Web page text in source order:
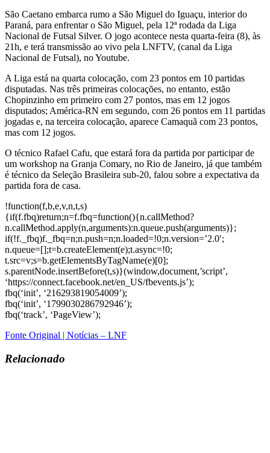
São Caetano embarca rumo a São Miguel do Iguaçu, interior do
Paraná, para enfrentar o São Miguel, pela 12ª rodada da Liga
Nacional de Futsal Silver. O jogo acontece nesta quarta-feira (8), às
21h, e terá transmissão ao vivo pela LNFTV, (canal da Liga
Nacional de Futsal), no Youtube.
A Liga está na quarta colocação, com 23 pontos em 10 partidas
disputadas. Nas três primeiras colocações, no entanto, estão
Chopinzinho em primeiro com 27 pontos, mas em 12 jogos
disputados; América-RN em segundo, com 26 pontos em 11 partidas
jogadas e, na terceira colocação, aparece Camaquã com 23 pontos,
mas com 12 jogos.
O técnico Rafael Cafu, que estará fora da partida por participar de
um workshop na Granja Comary, no Rio de Janeiro, já que também
é técnico da Seleção Brasileira sub-20, falou sobre a expectativa da
partida fora de casa.
!function(f,b,e,v,n,t,s)
{if(f.fbq)return;n=f.fbq=function(){n.callMethod?
n.callMethod.apply(n,arguments):n.queue.push(arguments)};
if(!f._fbq)f._fbq=n;n.push=n;n.loaded=!0;n.version=’2.0′;
n.queue=[];t=b.createElement(e);t.async=!0;
t.src=v;s=b.getElementsByTagName(e)[0];
s.parentNode.insertBefore(t,s)}(window,document,’script’,
‘https://connect.facebook.net/en_US/fbevents.js’);
fbq(‘init’, ‘216293819054009’);
fbq(‘init’, ‘1799030286792946’);
fbq(‘track’, ‘PageView’);
Fonte Original | Notícias – LNF
Relacionado